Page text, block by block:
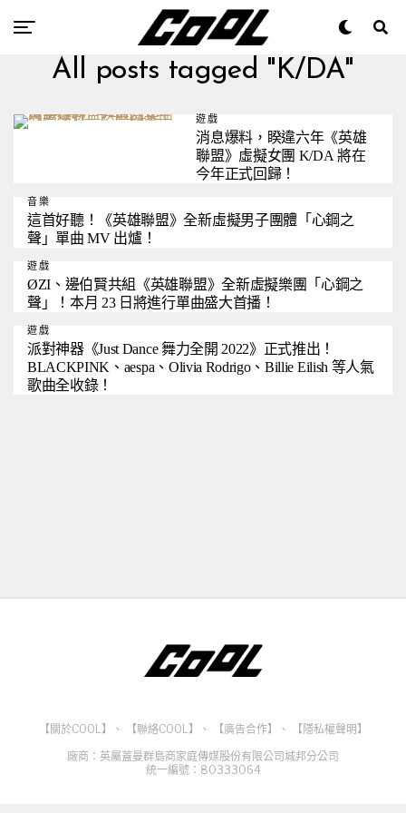
All posts tagged "K/DA"
遊戲
消息爆料，睽違六年《英雄
聯盟》虛擬女團 K/DA 將在
今年正式回歸！
音樂
這首好聽！《英雄聯盟》全新虛擬男子團體「心鋼之
聲」單曲 MV 出爐！
遊戲
ØZI、邊伯賢共組《英雄聯盟》全新虛擬樂團「心鋼之
聲」！本月 23 日將進行單曲盛大首播！
遊戲
派對神器《Just Dance 舞力全開 2022》正式推出！
BLACKPINK、aespa、Olivia Rodrigo、Billie Eilish 等人氣
歌曲全收錄！
【關於COOL】 、 【聯絡COOL】 、 【廣告合作】 、
【隱私權聲明】
廠商：英屬蓋曼群島商家庭傳媒股份有限公司城邦分公司
統一編號：80333064